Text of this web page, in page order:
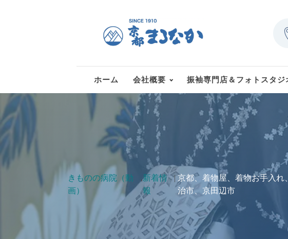
ホーム 会社概要 振袖専門店＆フォトスタジ
きものの病院（動
画）
,新着情
報
|京都、着物屋、着物お手入
治市、京田辺市